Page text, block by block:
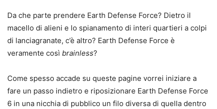
Da che parte prendere Earth Defense Force? Dietro il
macello di alieni e lo spianamento di interi quartieri a colpi
di lanciagranate, c’è altro? Earth Defense Force è
veramente così brainless?
Come spesso accade su queste pagine vorrei iniziare a
fare un passo indietro e riposizionare Earth Defense Force
6 in una nicchia di pubblico un filo diversa di quella dentro